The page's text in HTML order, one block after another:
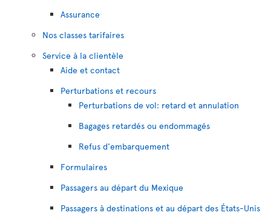
Assurance
Nos classes tarifaires
Service à la clientèle
Aide et contact
Perturbations et recours
Perturbations de vol: retard et annulation
Bagages retardés ou endommagés
Refus d'embarquement
Formulaires
Passagers au départ du Mexique
Passagers à destinations et au départ des États-Unis